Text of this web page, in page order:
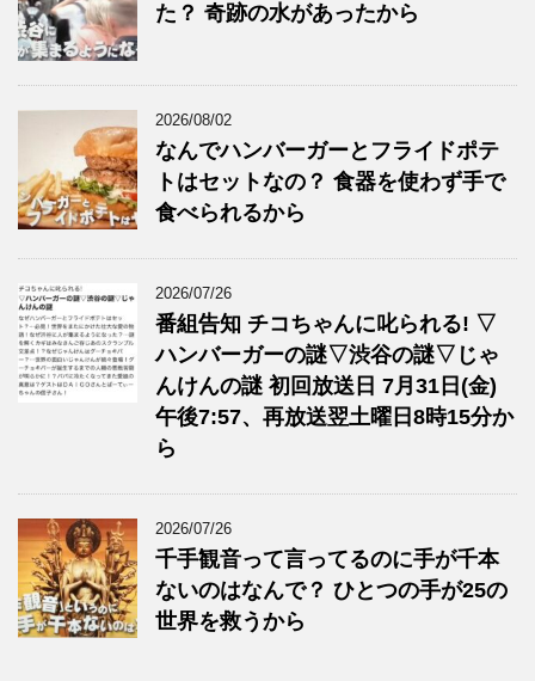
た？ 奇跡の水があったから
2026/08/02
なんでハンバーガーとフライドポテ
トはセットなの？ 食器を使わず手で
食べられるから
2026/07/26
番組告知 チコちゃんに叱られる! ▽
ハンバーガーの謎▽渋谷の謎▽じゃ
んけんの謎 初回放送日 7月31日(金)
午後7:57、再放送翌土曜日8時15分か
ら
2026/07/26
千手観音って言ってるのに手が千本
ないのはなんで？ ひとつの手が25の
世界を救うから